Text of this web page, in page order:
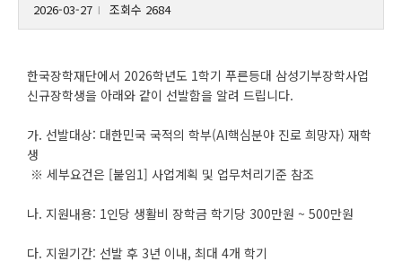
2026-03-27 조회수 2684
한국장학재단에서 2026학년도 1학기 푸른등대 삼성기부장학사업
신규장학생을 아래와 같이 선발함을 알려 드립니다.
가. 선발대상: 대한민국 국적의 학부(AI핵심분야 진로 희망자) 재학
생
※ 세부요건은 [붙임1] 사업계획 및 업무처리기준 참조
나. 지원내용: 1인당 생활비 장학금 학기당 300만원 ~ 500만원
다. 지원기간: 선발 후 3년 이내, 최대 4개 학기